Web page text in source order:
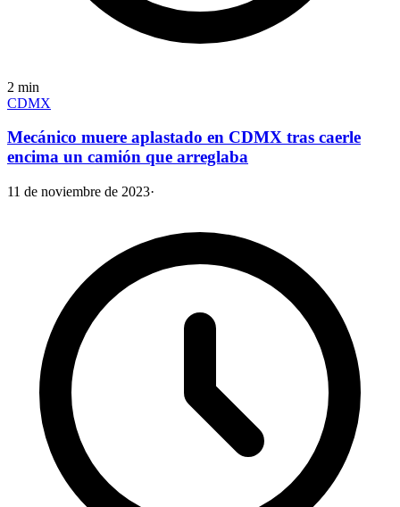
2 min
CDMX
Mecánico muere aplastado en CDMX tras caerle
encima un camión que arreglaba
11 de noviembre de 2023·